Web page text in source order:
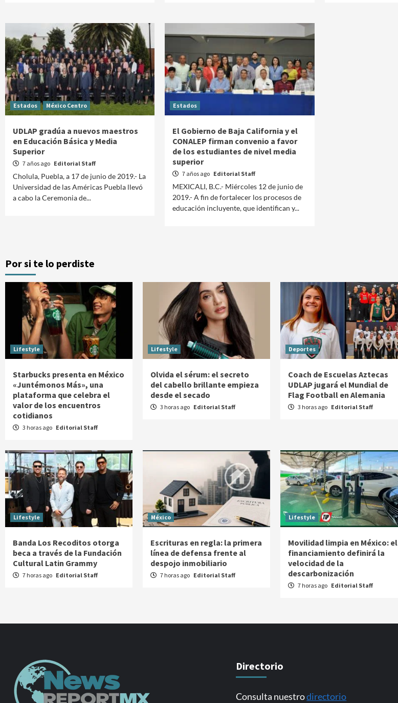
Estados México Centro
UDLAP gradúa a nuevos maestros
en Educación Básica y Media
Superior
7 años ago Editorial Staff
Cholula, Puebla, a 17 de junio de 2019.- La
Universidad de las Américas Puebla llevó
a cabo la Ceremonia de...
Estados
El Gobierno de Baja California y el
CONALEP firman convenio a favor
de los estudiantes de nivel media
superior
7 años ago Editorial Staff
MEXICALI, B.C.- Miércoles 12 de junio de
2019.- A fin de fortalecer los procesos de
educación incluyente, que identifican y...
Por si te lo perdiste
Lifestyle
Starbucks presenta en México
«Juntémonos Más», una
plataforma que celebra el
valor de los encuentros
cotidianos
3 horas ago Editorial Staff
Lifestyle
Olvida el sérum: el secreto
del cabello brillante empieza
desde el secado
3 horas ago Editorial Staff
Deportes
Coach de Escuelas Aztecas
UDLAP jugará el Mundial de
Flag Football en Alemania
3 horas ago Editorial Staff
Lifestyle
Banda Los Recoditos otorga
beca a través de la Fundación
Cultural Latin Grammy
7 horas ago Editorial Staff
México
Escrituras en regla: la primera
línea de defensa frente al
despojo inmobiliario
7 horas ago Editorial Staff
Lifestyle
Movilidad limpia en México: el
financiamiento definirá la
velocidad de la
descarbonización
7 horas ago Editorial Staff
Directorio
Consulta nuestrodirectorio